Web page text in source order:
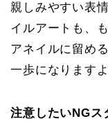
親しみやすい表
イルアートも、
アネイルに留め
一歩になりますよ
注意したいNGス